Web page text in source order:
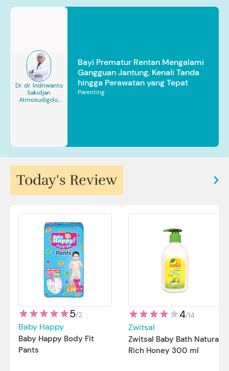
Dr. dr. Indriwanto
Sakidjan
Atmosudigdo,
Bayi Prematur Rentan Mengalami
Gangguan Jantung, Kenali Tanda
hingga Perawatan yang Tepat
Parenting
Today's Review
5/2
Baby Happy
Baby Happy Body Fit
Pants
4/14
Zwitsal
Zwitsal Baby Bath Natural
Rich Honey 300 ml